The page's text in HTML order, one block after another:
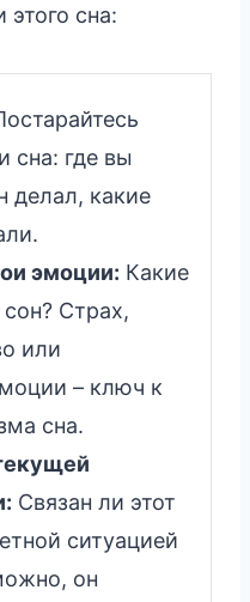
этого сна:
сна: где вы
делал, какие
эмоции: Какие
Страх,
или
– ключ к
сна.
Связан ли этот
ситуацией
он